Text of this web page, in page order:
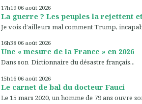
17h19 06 août 2026
La guerre ? Les peuples la rejettent
Je vois d’ailleurs mal comment Trump,
16h38 06 août 2026
Une « mesure de la France » en 2026
Dans son Dictionnaire du désastre français...
15h16 06 août 2026
Le carnet de bal du docteur Fauci
Le 15 mars 2020, un homme de 79 ans ouvre